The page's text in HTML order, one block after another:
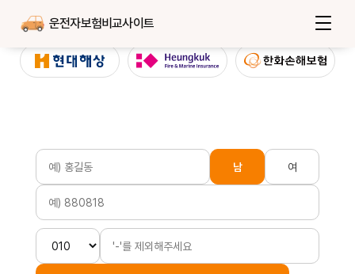
운전자보험비교사이트
남 여